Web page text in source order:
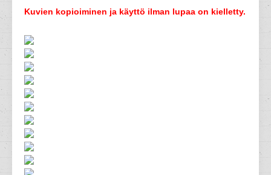
Kuvien kopioiminen ja käyttö ilman lupaa on kielletty.